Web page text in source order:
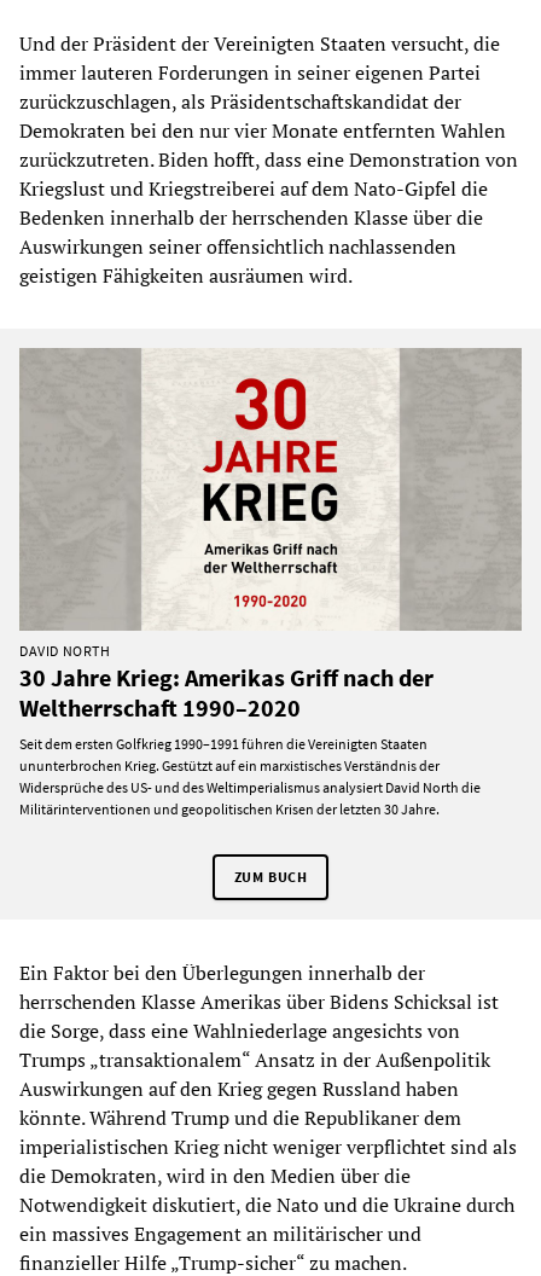
Und der Präsident der Vereinigten Staaten versucht, die
immer lauteren Forderungen in seiner eigenen Partei
zurückzuschlagen, als Präsidentschaftskandidat der
Demokraten bei den nur vier Monate entfernten Wahlen
zurückzutreten. Biden hofft, dass eine Demonstration von
Kriegslust und Kriegstreiberei auf dem Nato-Gipfel die
Bedenken innerhalb der herrschenden Klasse über die
Auswirkungen seiner offensichtlich nachlassenden
geistigen Fähigkeiten ausräumen wird.
DAVID NORTH
30 Jahre Krieg: Amerikas Griff nach der
Weltherrschaft 1990–2020
Seit dem ersten Golfkrieg 1990–1991 führen die Vereinigten Staaten
ununterbrochen Krieg. Gestützt auf ein marxistisches Verständnis der
Widersprüche des US- und des Weltimperialismus analysiert David North die
Militärinterventionen und geopolitischen Krisen der letzten 30 Jahre.
ZUM BUCH
Ein Faktor bei den Überlegungen innerhalb der
herrschenden Klasse Amerikas über Bidens Schicksal ist
die Sorge, dass eine Wahlniederlage angesichts von
Trumps „transaktionalem“ Ansatz in der Außenpolitik
Auswirkungen auf den Krieg gegen Russland haben
könnte. Während Trump und die Republikaner dem
imperialistischen Krieg nicht weniger verpflichtet sind als
die Demokraten, wird in den Medien über die
Notwendigkeit diskutiert, die Nato und die Ukraine durch
ein massives Engagement an militärischer und
finanzieller Hilfe „Trump-sicher“ zu machen.